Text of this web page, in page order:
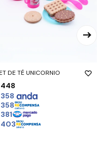
DE TÉ UNICORNIO
448
358
358
381
403